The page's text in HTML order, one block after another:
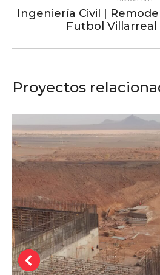
Ingeniería Civil |
Futbol Villarreal
Proyectos